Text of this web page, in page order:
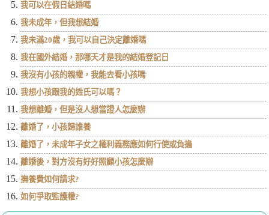
我可以在假日結婚嗎
我未成年，但我想結婚
我未滿20歲，我可以自己決定離婚嗎
我在國外結婚，那哪天才是我的結婚登記日
我沒有小孩的親權，我能去看小孩嗎
我想小孩跟我的姓氏可以嗎？
我想離婚，但是沒人想當證人怎麼辦
離婚了，小孩歸誰養
離婚了，未成年子女之權利義務應如何行使或負擔
離婚後，對方沒有好好照顧小孩怎麼辦
撫養費如何請求?
如何爭取監護權?